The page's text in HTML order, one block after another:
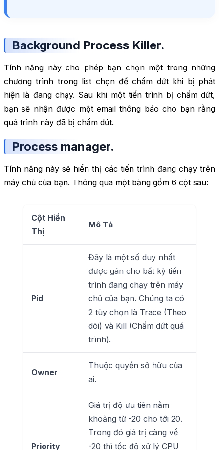
Background Process Killer.
Tính năng này cho phép bạn chọn một trong những
chương trình trong list chọn để chấm dứt khi bị phát
hiện là đang chạy. Sau khi một tiến trình bị chấm dứt,
bạn sẽ nhận được một email thông báo cho bạn rằng
quá trình này đã bị chấm dứt.
Process manager.
Tính năng này sẽ hiển thị các tiến trình đang chạy trên
máy chủ của bạn. Thông qua một bảng gồm 6 cột sau:
Cột Hiển
Thị
Mô Tả
Pid
Đây là một số duy nhất
được gán cho bất kỳ tiến
trình đang chạy trên máy
chủ của bạn. Chúng ta có
2 tùy chọn là Trace (Theo
dõi) và Kill (Chấm dứt quá
trình).
Owner
Thuộc quyền sở hữu của
ai.
Priority
Giá trị độ ưu tiên nằm
khoảng từ -20 cho tới 20.
Trong đó giá trị càng về
-20 thì tốc độ xử lý CPU